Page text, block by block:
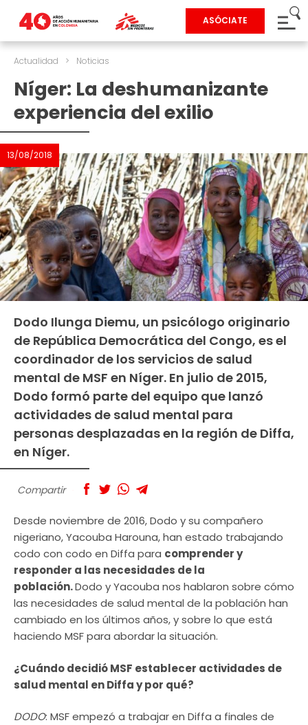
ASÓCIATE
Actualidad > Noticias
Níger: La deshumanizante
experiencia del exilio
13/08/2018
Dodo Ilunga Diemu, un psicólogo originario
de República Democrática del Congo, es el
coordinador de los servicios de salud
mental de MSF en Níger. En julio de 2015,
Dodo formó parte del equipo que lanzó
actividades de salud mental para
personas desplazadas en la región de Diffa,
en Níger.
Compartir
Desde noviembre de 2016, Dodo y su compañero
nigeriano, Yacouba Harouna, han estado trabajando
codo con codo en Diffa para comprender y
responder a las necesidades de la
población.Dodo y Yacouba nos hablaron sobre cómo
las necesidades de salud mental de la población han
cambiado en los últimos años, y sobre lo que está
haciendo MSF para abordar la situación.
¿Cuándo decidió MSF establecer actividades de
salud mental en Diffa y por qué?
DODO: MSF empezó a trabajar en Diffa a finales de